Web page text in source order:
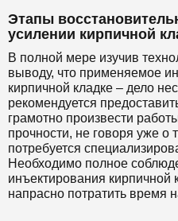
Этапы
усилении кирпичной
В полной мере изучив
выводу, что применяемое
кирпичной кладке – дело
рекомендуется
грамотно произвести
прочности, не говоря уже о
потребуется
Необходимо полное
инъектирования кирпичной
напрасно потратить время